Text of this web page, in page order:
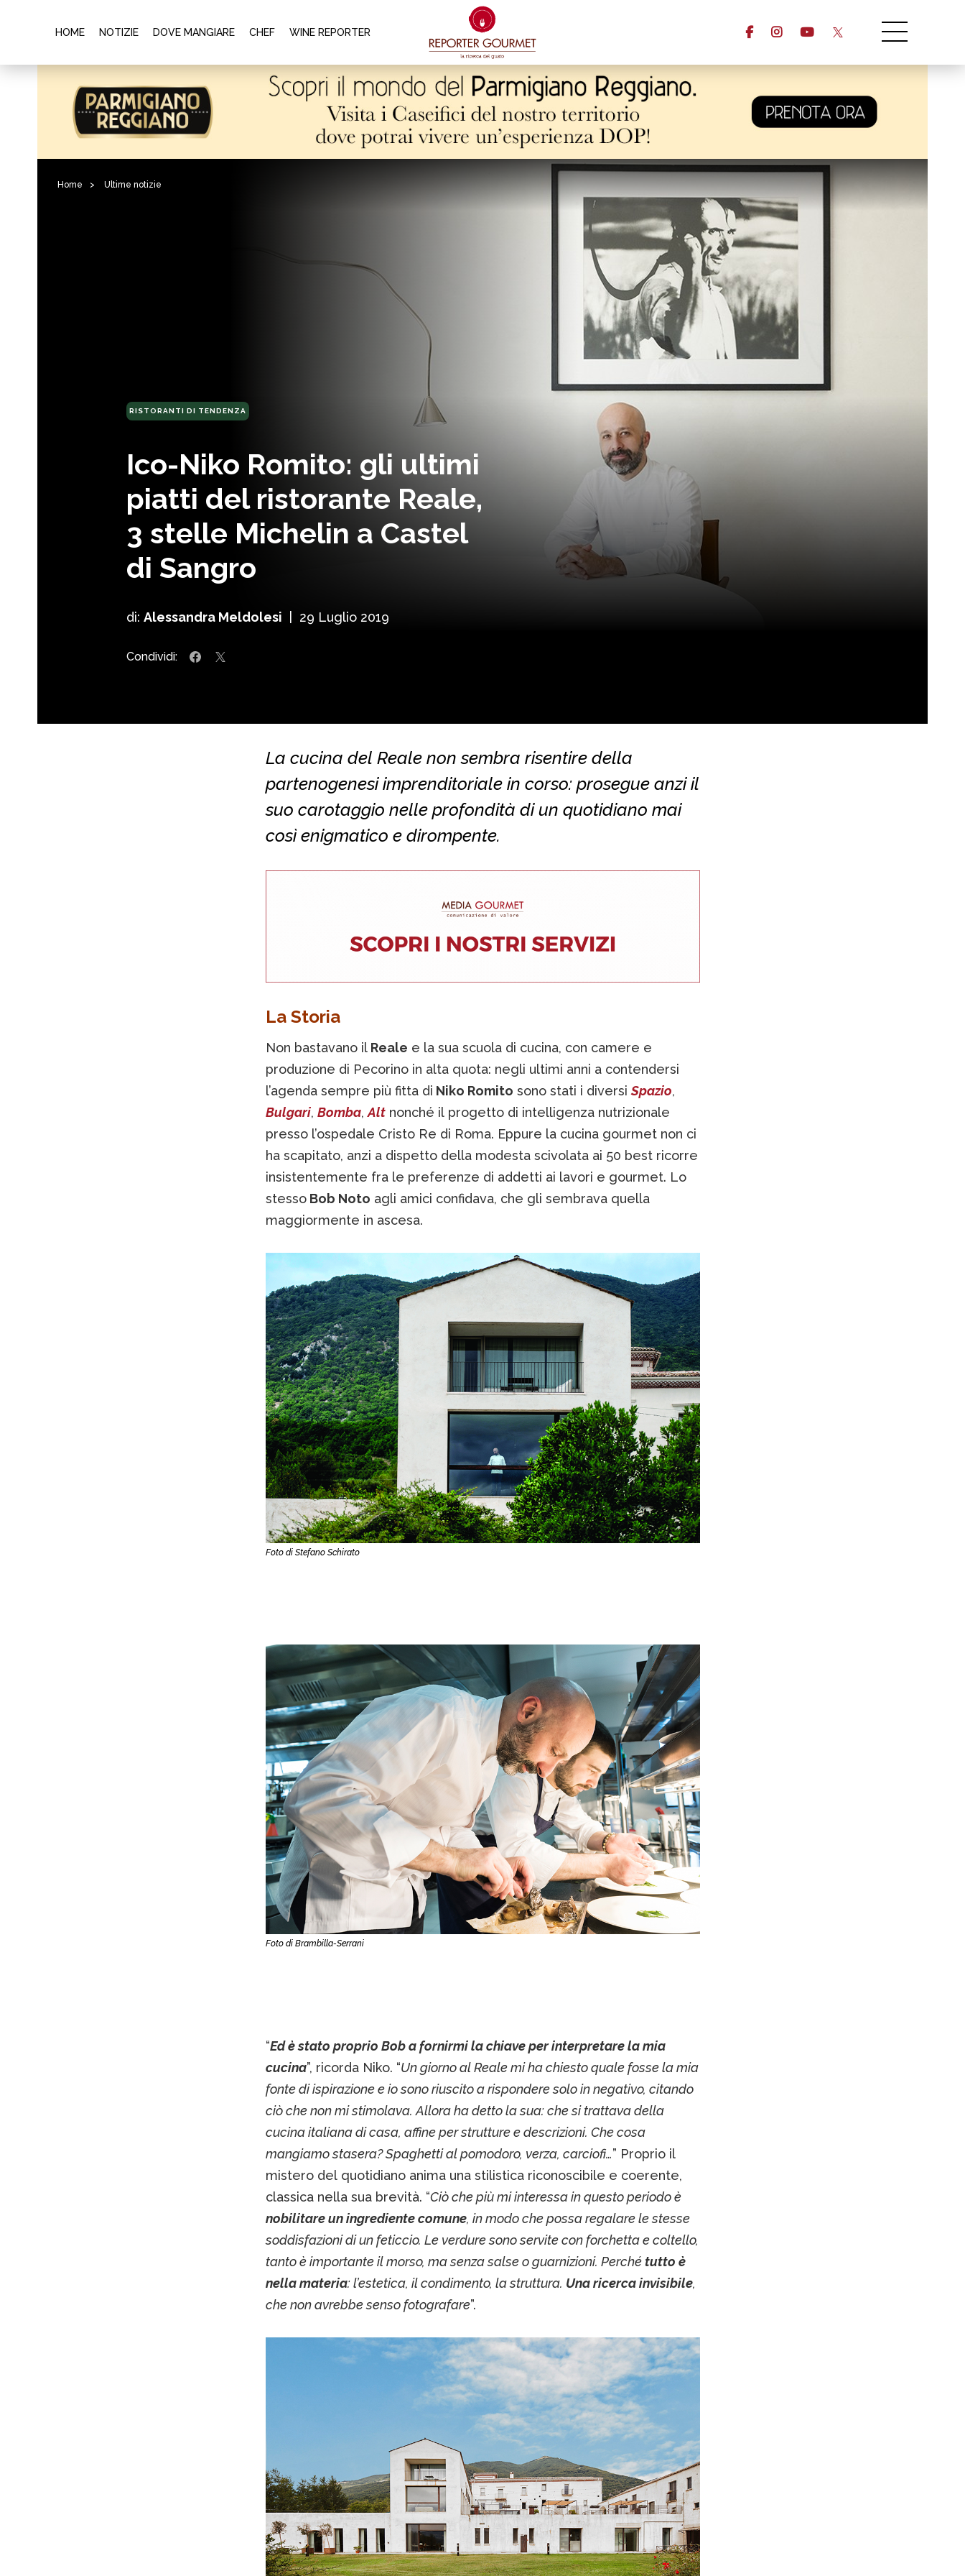
HOME NOTIZIE DOVE MANGIARE CHEF WINE REPORTER
Home > Ultime notizie
RISTORANTI DI TENDENZA
Ico-Niko Romito: gli ultimi
piatti del ristorante Reale,
3 stelle Michelin a Castel
di Sangro
di: Alessandra Meldolesi 29 Luglio 2019
Condividi:
La cucina del Reale non sembra risentire della
partenogenesi imprenditoriale in corso: prosegue anzi il
suo carotaggio nelle profondità di un quotidiano mai
così enigmatico e dirompente.
La Storia
Non bastavano ilReale e la sua scuola di cucina, con camere e
produzione di Pecorino in alta quota: negli ultimi anni a contendersi
l’agenda sempre più fitta di Niko Romito sono stati i diversiSpazio,
Bulgari, Bomba,Altnonché il progetto di intelligenza nutrizionale
presso l’ospedale Cristo Re di Roma. Eppure la cucina gourmet non ci
ha scapitato, anzi a dispetto della modesta scivolata ai 50 best ricorre
insistentemente fra le preferenze di addetti ai lavori e gourmet. Lo
stessoBob Noto agli amici confidava, che gli sembrava quella
maggiormente in ascesa.
Foto di Stefano Schirato
Foto di Brambilla-Serrani
“Ed è stato proprio Bob a fornirmi la chiave per interpretare la mia
cucina”, ricorda Niko. “Un giorno al Reale mi ha chiesto quale fosse la mia
fonte di ispirazione e io sono riuscito a rispondere solo in negativo, citando
ciò che non mi stimolava. Allora ha detto la sua: che si trattava della
cucina italiana di casa, affine per strutture e descrizioni. Che cosa
mangiamo stasera? Spaghetti al pomodoro, verza, carciofi…” Proprio il
mistero del quotidiano anima una stilistica riconoscibile e coerente,
classica nella sua brevità. “Ciò che più mi interessa in questo periodo è
nobilitare un ingrediente comune, in modo che possa regalare le stesse
soddisfazioni di un feticcio. Le verdure sono servite con forchetta e coltello,
tanto è importante il morso, ma senza salse o guarnizioni. Perché tutto è
nella materia: l’estetica, il condimento, la struttura. Una ricerca invisibile,
che non avrebbe senso fotografare”.